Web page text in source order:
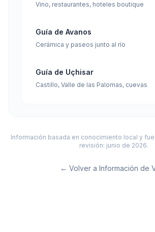
Vino, restaurantes, hoteles boutique
Guía de Avanos
Cerámica y paseos junto al río
Guía de Uçhisar
Castillo, Valle de las Palomas, cuevas
Información basada en conocimiento local y
revisión: junio de 2026.
← Volver a Información de